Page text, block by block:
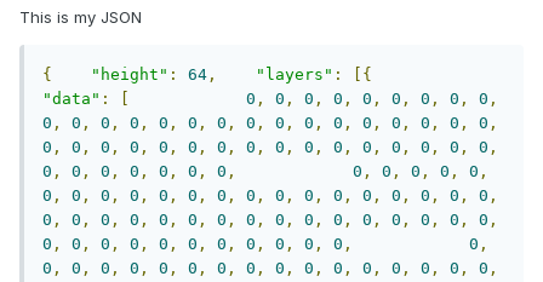
This is my JSON
{ "height" : 64 , "layers" :
[{
"data" : 0 , 0 , 0 , 0 , 0 , 0 , 0 , 0 , 0 ,
0 , 0 , 0 , 0 , 0 , 0 , 0 , 0 , 0 , 0 , 0 , 0 , 0 , 0 , 0 , 0 ,
0 , 0 , 0 , 0 , 0 , 0 , 0 , 0 , 0 , 0 , 0 , 0 , 0 , 0 , 0 , 0 ,
0 , 0 , 0 , 0 , 0 , 0 , 0 , 0 , 0 , 0 , 0 , 0 ,
0 , 0 , 0 , 0 , 0 , 0 , 0 , 0 , 0 , 0 , 0 , 0 , 0 , 0 , 0 , 0 ,
0 , 0 , 0 , 0 , 0 , 0 , 0 , 0 , 0 , 0 , 0 , 0 , 0 , 0 , 0 , 0 ,
0 , 0 , 0 , 0 , 0 , 0 , 0 , 0 , 0 , 0 , 0 , 0 ,
0 , 0 , 0 , 0 , 0 , 0 , 0 , 0 , 0 , 0 , 0 , 0 , 0 , 0 , 0 , 0 ,